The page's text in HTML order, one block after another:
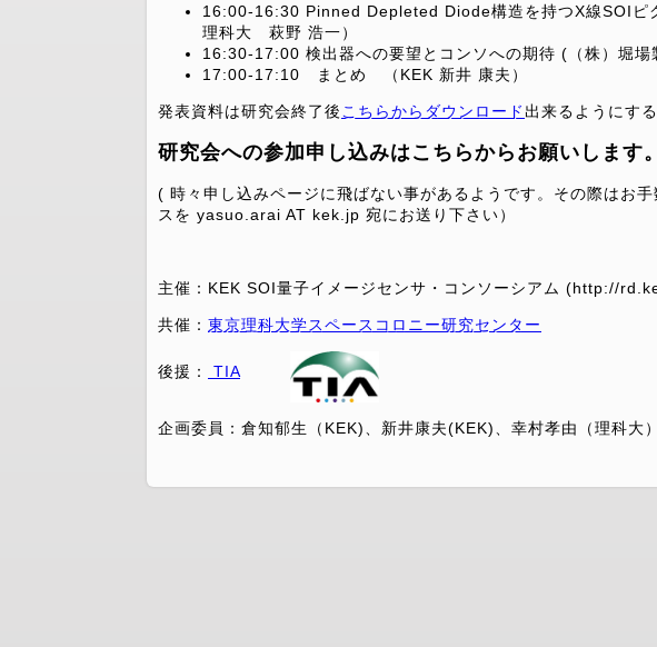
16:00-16:30 Pinned Depleted Diode構造を持つX線SOIピ
理科大 萩野 浩一）
16:30-17:00 検出器への要望とコンソへの期待 (（株）堀
17:00-17:10 まとめ （KEK 新井 康夫）
発表資料は研究会終了後 こちらからダウンロード出来るようにす
研究会への参加申し込みはこちらからお願いします
( 時々申し込みページに飛ばない事があるようです。その際はお
スを yasuo.arai AT kek.jp 宛にお送り下さい）
主催：KEK SOI量子イメージセンサ・コンソーシアム (http://
共催： 東京理科大学スペースコロニー研究センター
後援： TIA
企画委員：倉知郁生（KEK)、新井康夫(KEK)、幸村孝由（理科大）